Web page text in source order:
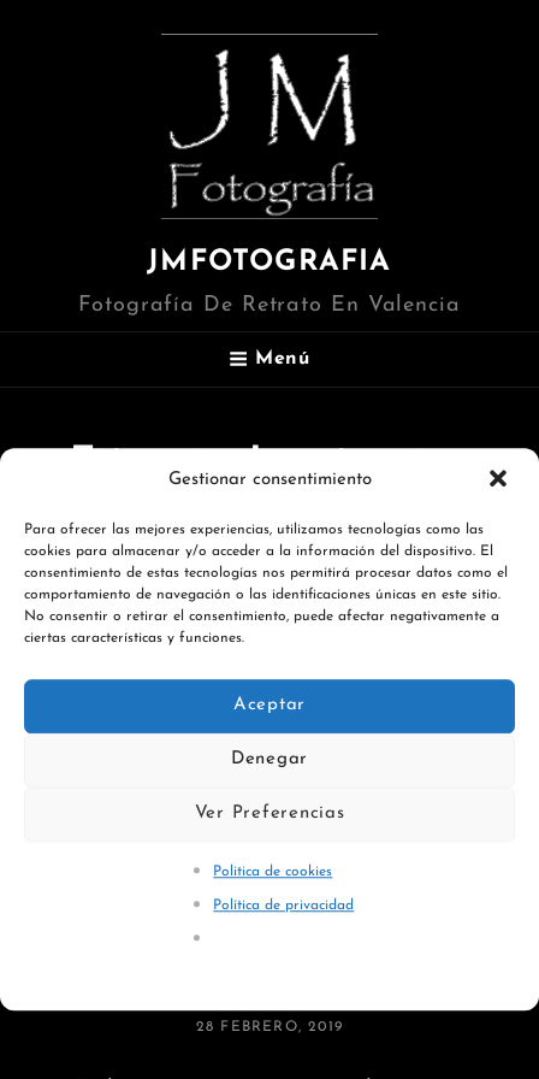
Gestionar consentimiento
Para ofrecer las mejores experiencias, utilizamos tecnologías como las
cookies para almacenar y/o acceder a la información del dispositivo. El
consentimiento de estas tecnologías nos permitirá procesar datos como el
comportamiento de navegación o las identificaciones únicas en este sitio.
No consentir o retirar el consentimiento, puede afectar negativamente a
ciertas características y funciones.
Aceptar
Denegar
Ver Preferencias
Politica de cookies
Política de privacidad
JMFOTOGRAFIA
Fotografía De Retrato En Valencia
Menú
Etiqueta:
Imprime tus
fotos
PUBLICADA
28 FEBRERO, 2019